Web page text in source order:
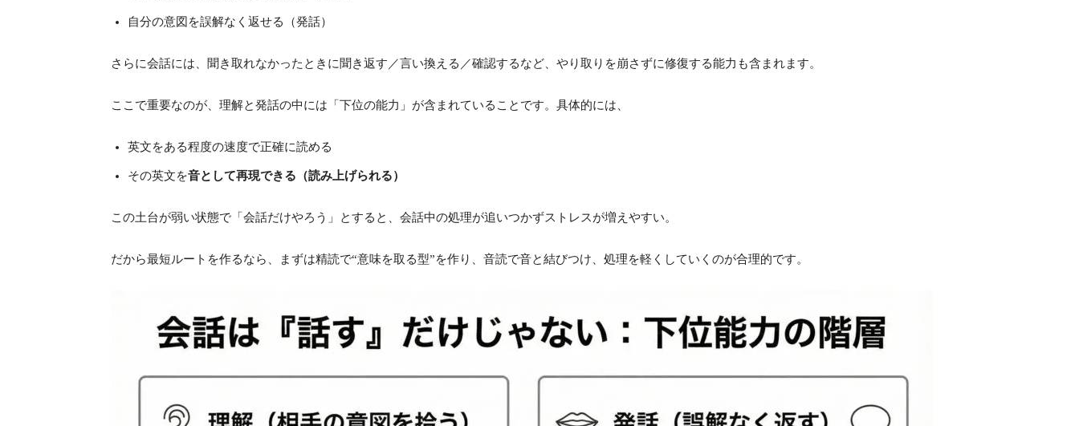
自分の意図を誤解なく返せる（発話）
さらに会話には、聞き取れなかったときに聞き返す／言い換える／確認するなど、やり取りを崩さずに修復する能力も含まれます。
ここで重要なのが、理解と発話の中には「下位の能力」が含まれていることです。具体的には、
英文をある程度の速度で正確に読める
その英文を音として再現できる（読み上げられる）
この土台が弱い状態で「会話だけやろう」とすると、会話中の処理が追いつかずストレスが増えやすい。
だから最短ルートを作るなら、まずは精読で“意味を取る型”を作り、音読で音と結びつけ、処理を軽くしていくのが合理的です。